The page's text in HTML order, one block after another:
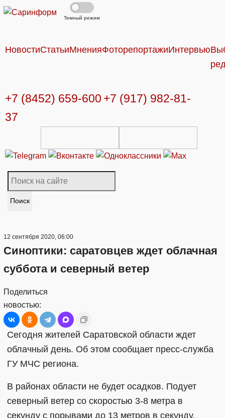
Темный режим
НовостиСтатьиМненияФоторепортажиИнтервью
+7 (8452) 659-600 +7 (917) 982-81-
37
Поиск
12 сентября 2020, 06:00
Синоптики: саратовцев ждет облачная
суббота и северный ветер
Поделиться
новостью:
Сегодня жителей Саратовской области ждет
облачный день. Об этом сообщает пресс-служба
ГУ МЧС региона.
В районах области не будет осадков. Подует
северный ветер со скоростью 3-8 метра в
секунду с порывами до 13 метров в секунду.